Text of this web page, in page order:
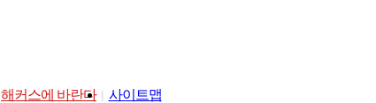
해커스에 바란다
사이트맵